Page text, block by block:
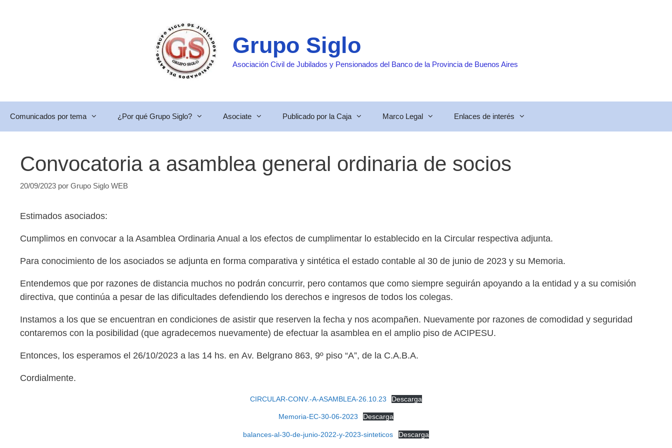
Grupo Siglo
Asociación Civil de Jubilados y Pensionados del Banco de la Provincia de Buenos Aires
Comunicados por tema ¿Por qué Grupo Siglo? Asociate Publicado por la Caja Marco Legal Enlaces de interés
Convocatoria a asamblea general ordinaria de socios
20/09/2023 por Grupo Siglo WEB
Estimados asociados:
Cumplimos en convocar a la Asamblea Ordinaria Anual a los efectos de cumplimentar lo establecido en la Circular respectiva adjunta.
Para conocimiento de los asociados se adjunta en forma comparativa y sintética el estado contable al 30 de junio de 2023 y su Memoria.
Entendemos que por razones de distancia muchos no podrán concurrir, pero contamos que como siempre seguirán apoyando a la entidad y a su comisión
directiva, que continúa a pesar de las dificultades defendiendo los derechos e ingresos de todos los colegas.
Instamos a los que se encuentran en condiciones de asistir que reserven la fecha y nos acompañen. Nuevamente por razones de comodidad y seguridad
contaremos con la posibilidad (que agradecemos nuevamente) de efectuar la asamblea en el amplio piso de ACIPESU.
Entonces, los esperamos el 26/10/2023 a las 14 hs. en Av. Belgrano 863, 9º piso “A”, de la C.A.B.A.
Cordialmente.
CIRCULAR-CONV.-A-ASAMBLEA-26.10.23 Descarga
Memoria-EC-30-06-2023 Descarga
balances-al-30-de-junio-2022-y-2023-sinteticos Descarga